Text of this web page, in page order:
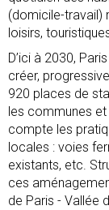
(domicile-travail)
loisirs,
D’ici à 2030,
créer,
920 places de
les communes
compte les
locales : voies
existants, etc.
ces
de Paris - Vallée